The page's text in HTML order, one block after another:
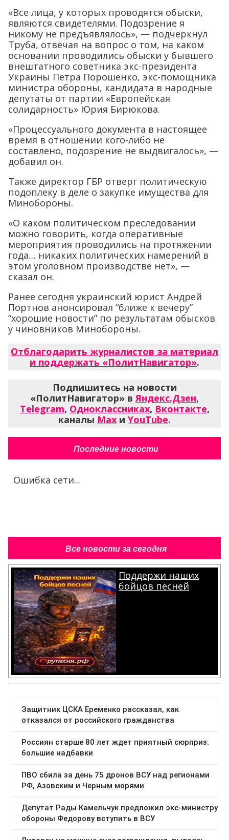
«Все лица, у которых проводятся обыски,
являются свидетелями. Подозрение я
никому не предъявлялось», — подчеркнул
Труба, отвечая на вопрос о том, на каком
основании проводились обыски у бывшего
внештатного советника экс-президента
Украины Петра Порошенко, экс-помощника
министра обороны, кандидата в народные
депутаты от партии «Европейская
солидарность» Юрия Бирюкова.
«Процессуального документа в настоящее
время в отношении кого-либо не
составлено, подозрение не выдвигалось», —
добавил он.
Также директор ГБР отверг политическую
подоплеку в деле о закупке имущества для
Минобороны.
«О каком политическом преследовании
можно говорить, когда оперативные
мероприятия проводились на протяжении
года… никаких политических намерений в
этом уголовном производстве нет», —
сказал он.
Ранее сегодня украинский юрист Андрей
Портнов анонсировал “ближе к вечеру”
“хорошие новости” по результатам обысков
у чиновников Минобороны.
Отблагодарить журналистов за материал
и поддержать «ПолитНавигатор».
Подпишитесь на новости
«ПолитНавигатор» вЯндекс.Дзен,
Telegram, Одноклассниках, Вконтакте,
каналы Max и YouTube.
Последние новости
Ошибка сети...
Все новости за сегодня
Поддержи наших
бойцов песней
.